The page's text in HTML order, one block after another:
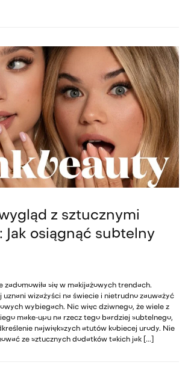
z sztucznymi
Jak osiągnąć subtelny
zadomowiła się w makijażowych trendach.
uznani wizażyści na świecie i nietrudno zauważyć
wybiegach. Nic więc dziwnego, że wiele z
make-upu na rzecz tego bardziej subtelnego,
największych atutów kobiecej urody. Nie
ze sztucznych dodatków takich jak […]